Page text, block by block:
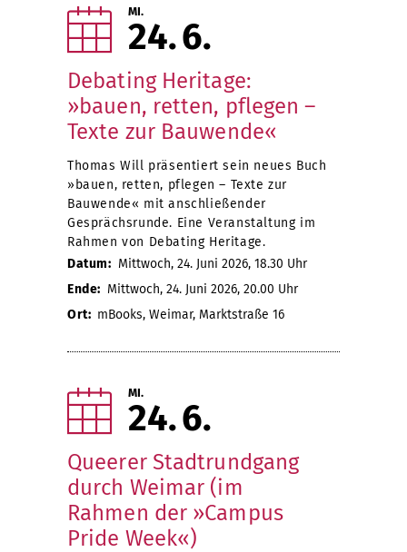
MI.
24 6
Debating Heritage:
»bauen, retten, pflegen –
Texte zur Bauwende«
Thomas Will präsentiert sein neues Buch
»bauen, retten, pflegen – Texte zur
Bauwende« mit anschließender
Gesprächsrunde. Eine Veranstaltung im
Rahmen von Debating Heritage.
Datum: Mittwoch, 24. Juni 2026, 18.30 Uhr
Ende: Mittwoch, 24. Juni 2026, 20.00 Uhr
Ort: mBooks, Weimar, Marktstraße 16
MI.
24 6
Queerer Stadtrundgang
durch Weimar (im
Rahmen der »Campus
Pride Week«)